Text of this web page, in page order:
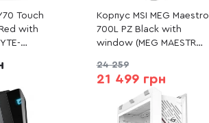
Touch
with
Корпус MSI MEG Maestro
700L PZ Black with
window (MEG MAESTRO
24 259
21 499 грн